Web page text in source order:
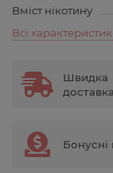
Вміст нікотину
Всі
Швидка
доставка
Бонусні